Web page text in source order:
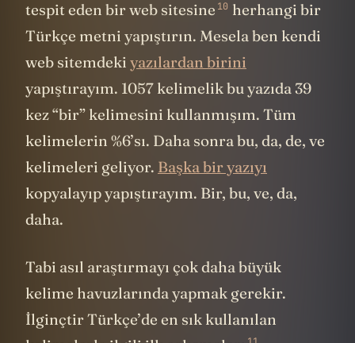
tespit eden birweb sitesine 10 herhangi bir
Türkçe metni yapıştırın. Mesela ben kendi
web sitemdeki yazılardan birini
yapıştırayım. 1057 kelimelik bu yazıda 39
kez “bir” kelimesini kullanmışım. Tüm
kelimelerin %6’sı. Daha sonra bu, da, de, ve
kelimeleri geliyor. Başka bir yazıyı
kopyalayıp yapıştırayım. Bir, bu, ve, da,
daha.
Tabi asıl araştırmayı çok daha büyük
kelime havuzlarında yapmak gerekir.
İlginçtir Türkçe’de en sık kullanılan